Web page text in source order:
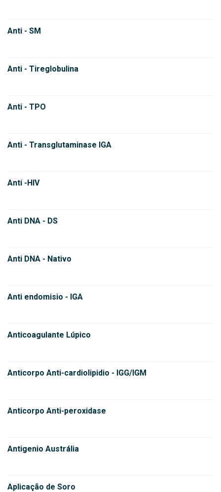
Anti - SM
Anti - Tireglobulina
Anti - TPO
Anti - Transglutaminase IGA
Anti -HIV
Anti DNA - DS
Anti DNA - Nativo
Anti endomisio - IGA
Anticoagulante Lúpico
Anticorpo Anti-cardiolipidio - IGG/IGM
Anticorpo Anti-peroxidase
Antigenio Austrália
Aplicação de Soro